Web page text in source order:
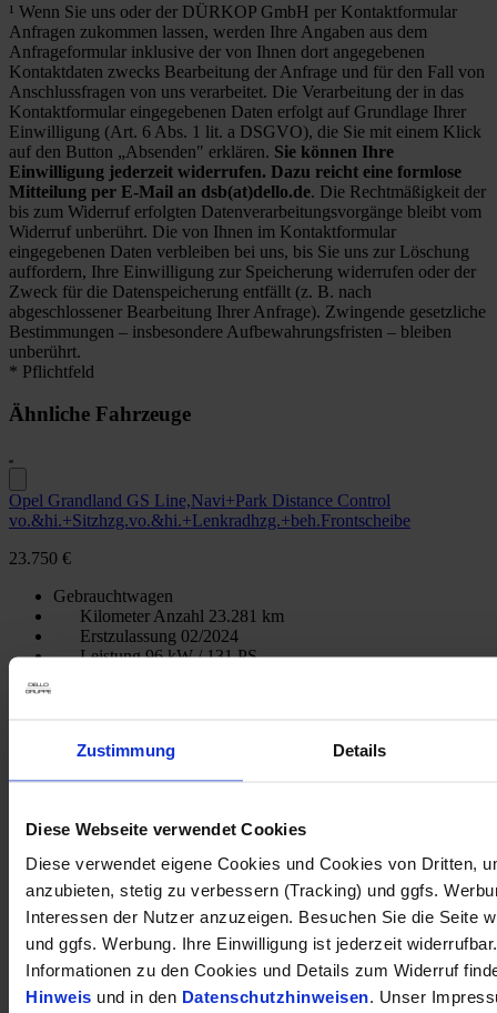
Zustimmung Details
Diese Webseite verwendet Cookies
Diese verwendet eigene Cookies und Cookies von Dritten,
anzubieten, stetig zu verbessern (Tracking) und ggfs.
Interessen der Nutzer anzuzeigen. Besuchen Sie die Seite
und ggfs. Werbung. Ihre Einwilligung ist jederzeit
Informationen zu den Cookies und Details zum Widerruf
Hinweis und in den Datenschutzhinweisen. Unser
¹ Wenn Sie uns oder der DÜRKOP GmbH per Kontaktformular
Anfragen zukommen lassen, werden Ihre Angaben aus dem
Anfrageformular inklusive der von Ihnen dort angegebenen
Kontaktdaten zwecks Bearbeitung der Anfrage und für den Fall von
Anschlussfragen von uns verarbeitet. Die Verarbeitung der in das
Kontaktformular eingegebenen Daten erfolgt auf Grundlage Ihrer
Einwilligung (Art. 6 Abs. 1 lit. a DSGVO), die Sie mit einem Klick
auf den Button „Absenden" erklären. Sie können Ihre
Einwilligung jederzeit widerrufen. Dazu reicht eine formlose
Mitteilung per E-Mail an dsb(at)dello.de. Die Rechtmäßigkeit der
bis zum Widerruf erfolgten Datenverarbeitungsvorgänge bleibt vom
Widerruf unberührt. Die von Ihnen im Kontaktformular
eingegebenen Daten verbleiben bei uns, bis Sie uns zur Löschung
auffordern, Ihre Einwilligung zur Speicherung widerrufen oder der
Zweck für die Datenspeicherung entfällt (z. B. nach
abgeschlossener Bearbeitung Ihrer Anfrage). Zwingende gesetzliche
Bestimmungen – insbesondere Aufbewahrungsfristen – bleiben
unberührt.
* Pflichtfeld
Ähnliche Fahrzeuge
Opel Grandland GS Line,Navi+Park Distance Control
vo.&hi.+Sitzhzg.vo.&hi.+Lenkradhzg.+beh.Frontscheibe
23.750 €
Gebrauchtwagen
Kilometer Anzahl 23.281 km
Erstzulassung 02/2024
Leistung96 kW / 131 PS
Parklenkassistent
Opel Grandland GS Hybrid Automatic el. Panoramadach Komfort-
Tech-Paket
29.990 €